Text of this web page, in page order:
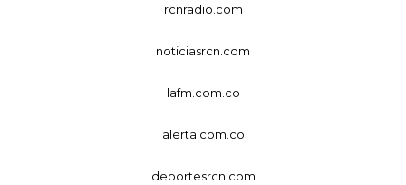
rcnradio.com
noticiasrcn.com
lafm.com.co
alerta.com.co
deportesrcn.com